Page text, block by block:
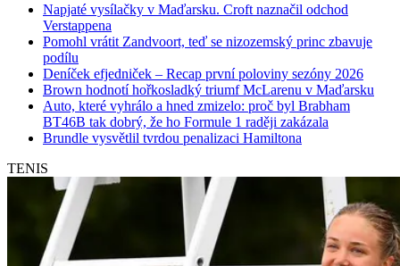
Napjaté vysílačky v Maďarsku. Croft naznačil odchod
Verstappena
Pomohl vrátit Zandvoort, teď se nizozemský princ zbavuje
podílu
Deníček efjedniček – Recap první poloviny sezóny 2026
Brown hodnotí hořkosladký triumf McLarenu v Maďarsku
Auto, které vyhrálo a hned zmizelo: proč byl Brabham
BT46B tak dobrý, že ho Formule 1 raději zakázala
Brundle vysvětlil tvrdou penalizaci Hamiltona
TENIS